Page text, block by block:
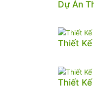
Dự Án
Thiết Kế
Thiết Kế